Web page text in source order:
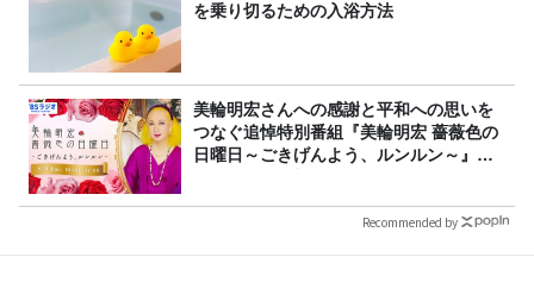
を乗り切るための入浴方法
美輪明宏さんへの感謝と平和への思いを
つなぐ追悼特別番組『美輪明宏 薔薇色の
日曜日～ごきげんよう、ルンルン～』
Recommended by